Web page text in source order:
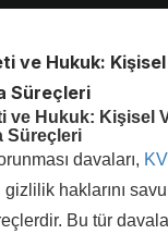
ve Hukuk:
Süreçleri
ve Hukuk: Kişisel
Süreçleri
davaları,
gizlilik haklarını
Bu tür